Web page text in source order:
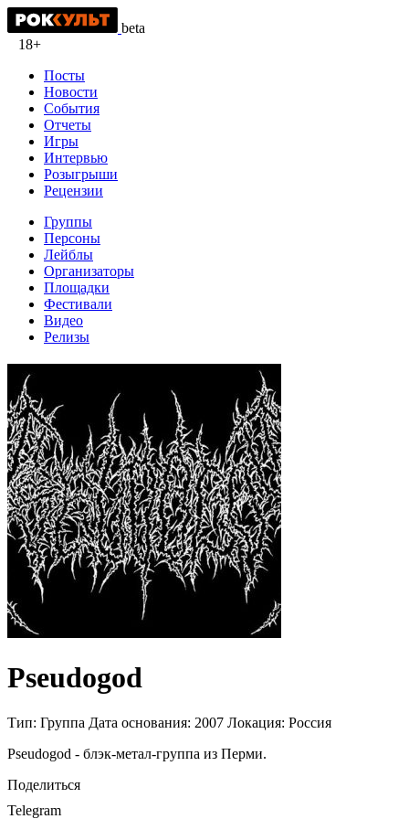
beta
18+
Посты
Новости
События
Отчеты
Игры
Интервью
Розыгрыши
Рецензии
Группы
Персоны
Лейблы
Организаторы
Площадки
Фестивали
Видео
Релизы
Pseudogod
Тип: Группа Дата основания: 2007 Локация: Россия
Pseudogod - блэк-метал-группа из Перми.
Поделиться
Telegram